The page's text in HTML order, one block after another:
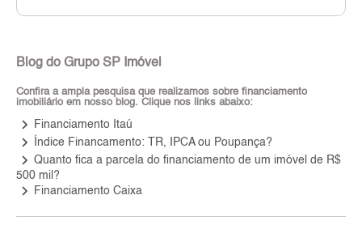
Blog do Grupo SP Imóvel
Confira a ampla pesquisa que realizamos sobre financiamento
imobiliário em nosso blog. Clique nos links abaixo:
keyboard_arrow_right Financiamento Itaú
keyboard_arrow_right Índice Financamento: TR, IPCA ou Poupança?
keyboard_arrow_right Quanto fica a parcela do financiamento de um imóvel de R$
500 mil?
keyboard_arrow_right Financiamento Caixa